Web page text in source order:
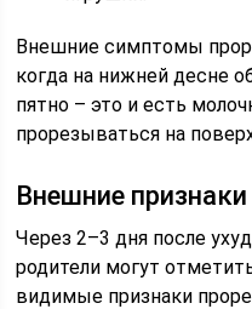
Внешние симптомы
когда на нижней десне
пятно – это и есть
прорезываться на
Внешние признаки
Через 2–3 дня после
родители могут
видимые признаки